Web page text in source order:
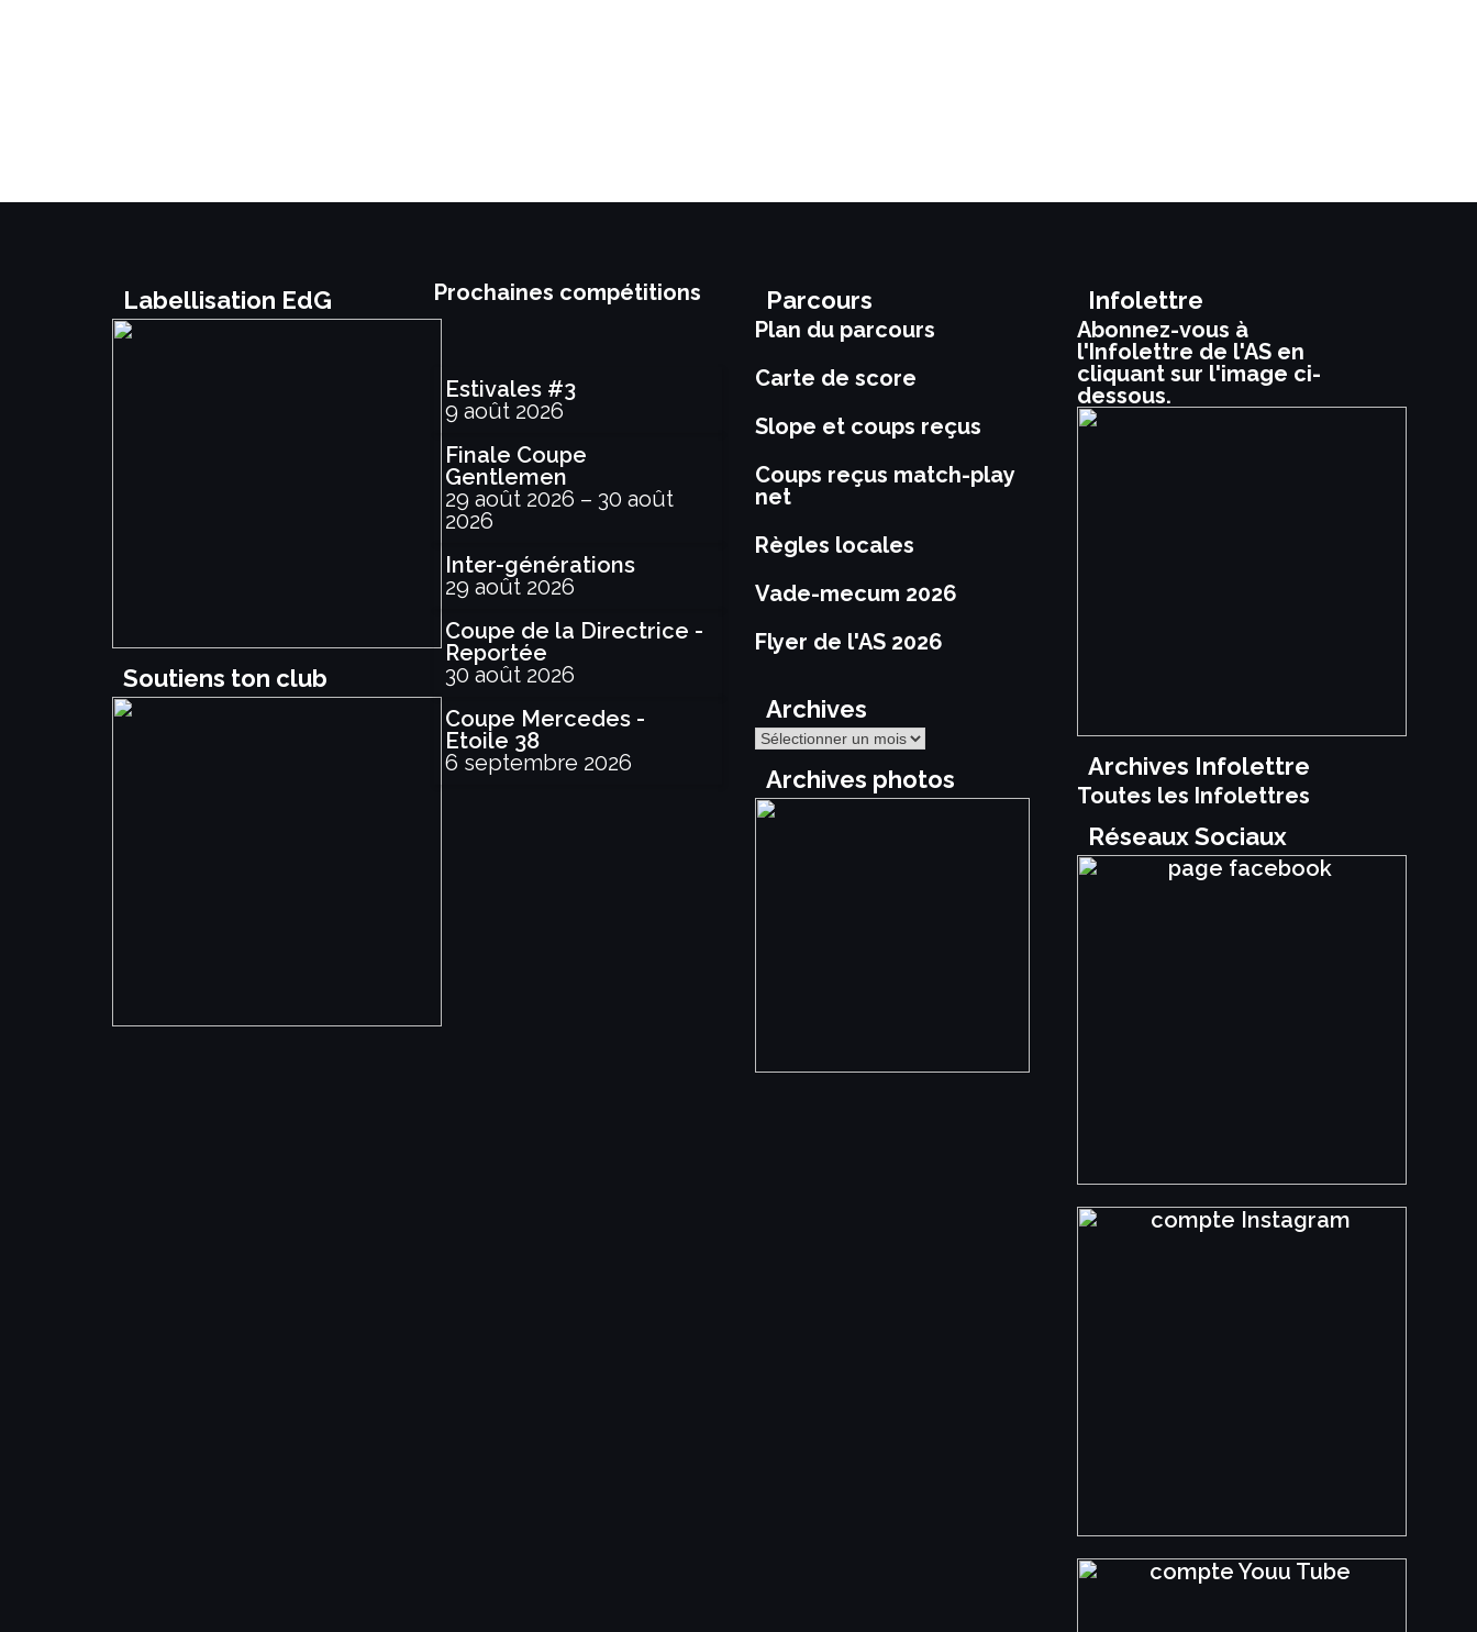
Labellisation EdG
Soutiens ton club
Prochaines compétitions
Estivales #3
9 août 2026
Finale Coupe
Gentlemen
29 août 2026 – 30 août
2026
Inter-générations
29 août 2026
Coupe de la Directrice -
Reportée
30 août 2026
Coupe Mercedes -
Etoile 38
6 septembre 2026
Parcours
Plan du parcours
Carte de score
Slope et coups reçus
Coups reçus match-play
net
Règles locales
Vade-mecum 2026
Flyer de l'AS 2026
Archives
Archives
Archives photos
Infolettre
Abonnez-vous à
l'Infolettre de l'AS en
cliquant sur l'image ci-
dessous.
Archives Infolettre
Toutes les Infolettres
Réseaux Sociaux